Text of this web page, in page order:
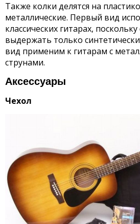
Также колки делятся на
металлические. Первый вид
классических гитарах,
выдержать только
вид применим к гитарам с
струнами.
Аксессуары
Чехол